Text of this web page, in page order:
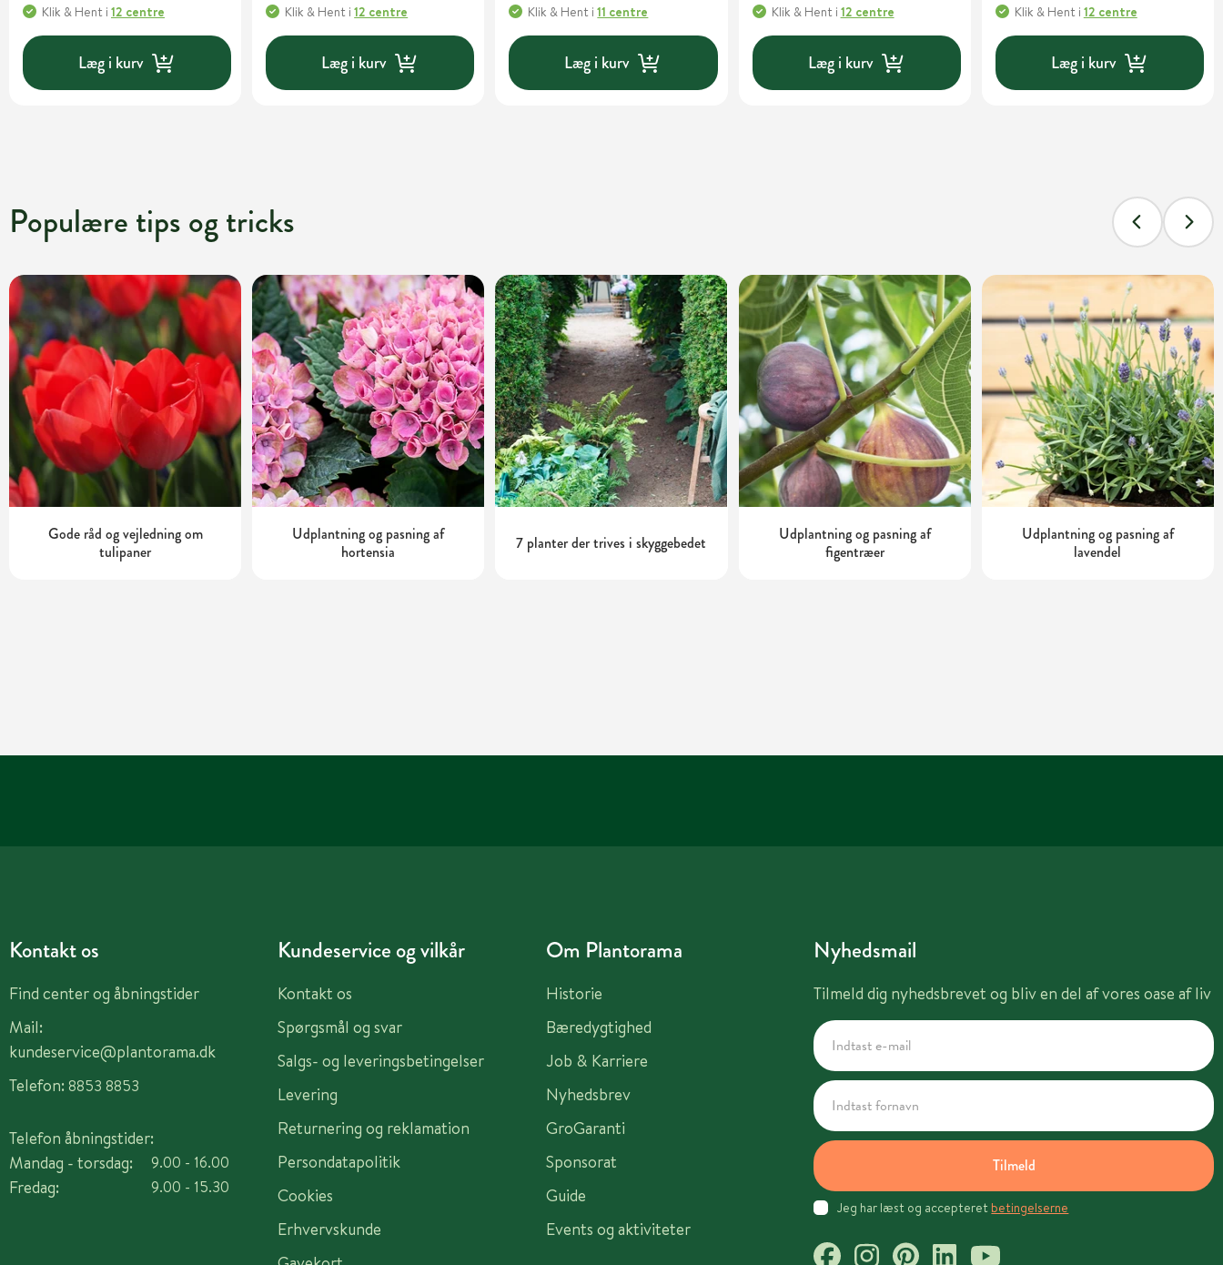
Klik & Hent i 12 centre
Læg i kurv
Klik & Hent i12 centre
Læg i kurv
Klik & Hent i11 centre
Læg i kurv
Klik & Hent i 12 centre
Læg i kurv
Klik & Hent i 12 centre
Læg i kurv
Populære tips og tricks
Gode råd og vejledning om
tulipaner
Udplantning og pasning af
hortensia
7 planter der trives i skyggebedet
Udplantning og pasning af
figentræer
Udplantning og pasning af
lavendel
Kontakt os
Find center og åbningstider
Mail:
kundeservice@plantorama.dk
Telefon: 8853 8853
Telefon åbningstider:
Mandag - torsdag:
Fredag:
9.00 - 16.00
9.00 - 15.30
Kundeservice og vilkår
Kontakt os
Spørgsmål og svar
Salgs- og leveringsbetingelser
Levering
Returnering og reklamation
Persondatapolitik
Cookies
Erhvervskunde
Om Plantorama
Historie
Bæredygtighed
Job & Karriere
Nyhedsbrev
GroGaranti
Sponsorat
Guide
Events og aktiviteter
Nyhedsmail
Tilmeld dig nyhedsbrevet og bliv en del af vores oase af liv
Tilmeld
Jeg har læst og accepteret betingelserne